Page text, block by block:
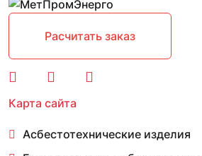
Расчитать заказ
Карта сайта
Асбестотехнические изделия